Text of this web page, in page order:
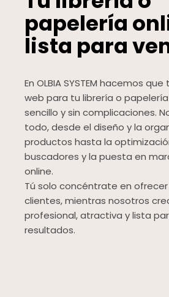
papelería
lista para
En OLBIA SYSTEM hacemos
web para tu librería o
sencillo y sin complicaciones.
todo, desde el diseño y la
productos hasta la
buscadores y la puesta en
online.
Tú solo concéntrate en
clientes, mientras nosotros
profesional, atractiva y lista
resultados.